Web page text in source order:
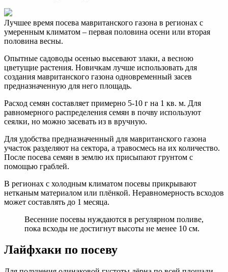
Лучшее время посева мавританского газона в регионах с
умеренным климатом – первая половина осени или вторая
половина весны.
Опытные садоводы осенью высевают злаки, а весною
цветущие растения. Новичкам лучше использовать для
создания мавританского газона одновременный засев
предназначенную для него площадь.
Расход семян составляет примерно 5-10 г на 1 кв. м. Для
равномерного распределения семян в почву используют
сеялки, но можно засевать из в вручную.
Для удобства предназначенный для мавританского газона
участок разделяют на сектора, а травосмесь на их количество.
После посева семян в землю их присыпают грунтом с
помощью граблей.
В регионах с холодным климатом посевы прикрывают
нетканым материалом или плёнкой. Неравномерность всходов
может составлять до 1 месяца.
Весенние посевы нуждаются в регулярном поливе,
пока всходы не достигнут высоты не менее 10 см.
Лайфхаки по посеву